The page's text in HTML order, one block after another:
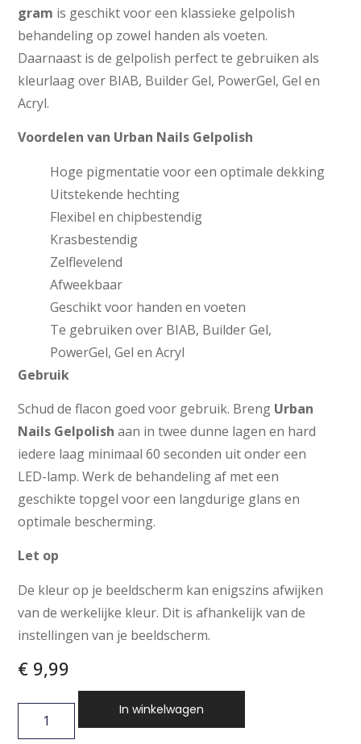
gram is geschikt voor een klassieke gelpolish
behandeling op zowel handen als voeten.
Daarnaast is de gelpolish perfect te gebruiken als
kleurlaag over BIAB, Builder Gel, PowerGel, Gel en
Acryl.
Voordelen van Urban Nails Gelpolish
Hoge pigmentatie voor een optimale dekking
Uitstekende hechting
Flexibel en chipbestendig
Krasbestendig
Zelflevelend
Afweekbaar
Geschikt voor handen en voeten
Te gebruiken over BIAB, Builder Gel,
PowerGel, Gel en Acryl
Gebruik
Schud de flacon goed voor gebruik. Breng Urban
Nails Gelpolishaan in twee dunne lagen en hard
iedere laag minimaal 60 seconden uit onder een
LED-lamp. Werk de behandeling af met een
geschikte topgel voor een langdurige glans en
optimale bescherming.
Let op
De kleur op je beeldscherm kan enigszins afwijken
van de werkelijke kleur. Dit is afhankelijk van de
instellingen van je beeldscherm.
€ 9,99
In winkelwagen